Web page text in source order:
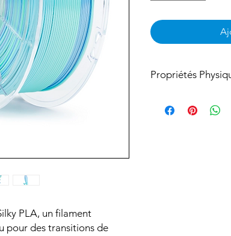
PLA, un filament
pour des transitions de
Propriétés
Diameter: 1.75mm